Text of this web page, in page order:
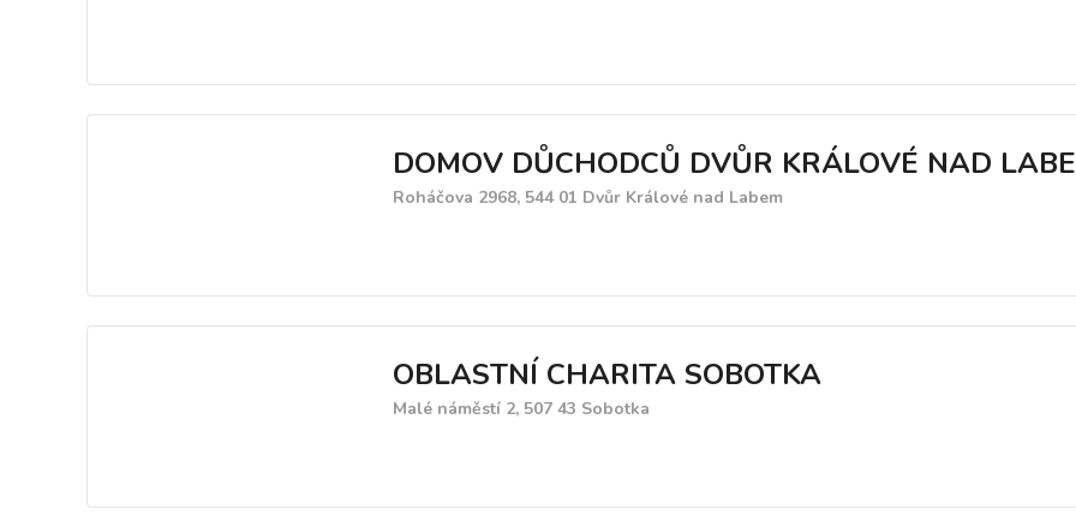
DOMOV DŮCHODCŮ DVŮR KRÁLOVÉ NAD
Roháčova 2968, 544 01 Dvůr Králové nad Labem
OBLASTNÍ CHARITA SOBOTKA
Malé náměstí 2, 507 43 Sobotka